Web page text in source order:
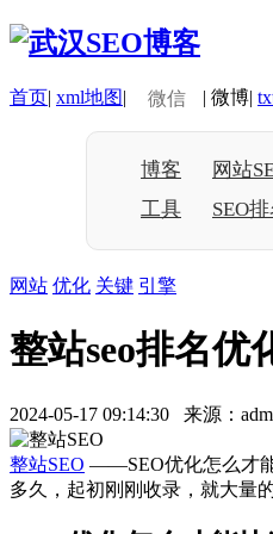
首页| xml地图| 微信 | 微博|
博客 网站
工具
SEO
网站 优化 关键 引擎
整站seo排名优
2024-05-17 09:14:30 来源：
整站SEO ——SEO优化怎么才能
多久，起初刚刚收录，就大量